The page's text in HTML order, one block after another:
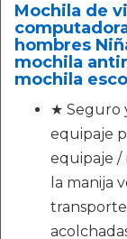
Mochila de
hombres
mochila
mochila
★ Seguro
equipaje
equipaje /
la manija
transporte